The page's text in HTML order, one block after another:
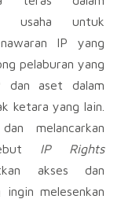
usaha untuk
IP yang
pelaburan yang
dan aset dalam
ketara yang lain.
melancarkan
IP Rights
akses dan
melesenkan